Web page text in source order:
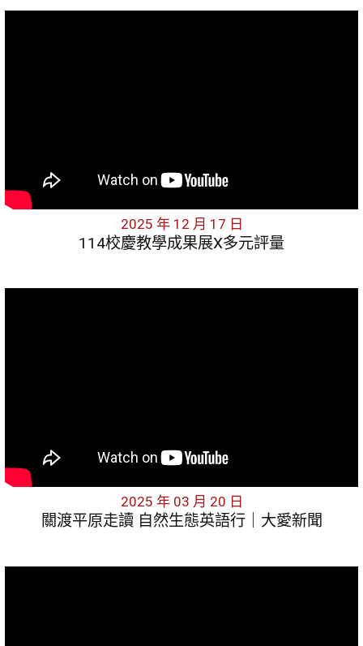
2025 年 12 月 17 日
114校慶教學成果展X多元評量
2025 年 03 月 20 日
關渡平原走讀 自然生態英語行｜大愛新聞